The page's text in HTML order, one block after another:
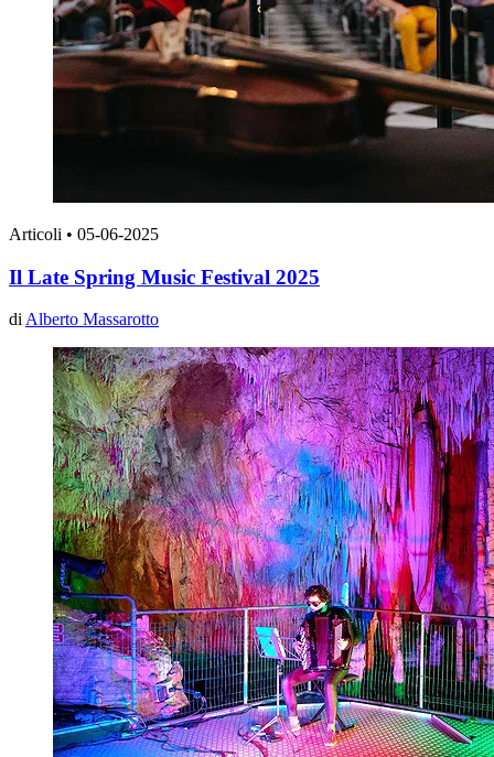
Articoli • 05-06-2025
Il Late Spring Music Festival 2025
di Alberto Massarotto